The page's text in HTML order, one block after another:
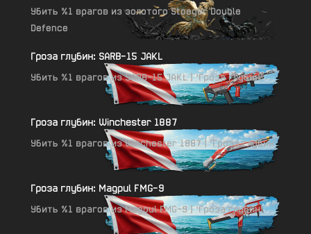
Убить %1 врагов из золотого Stoeger Double
Defence
Гроза глубин: SARB-15 JAKL
Убить %1 врагов из SARB-15 JAKL | 'Гроза глубин'
Гроза глубин: Winchester 1887
Убить %1 врагов из Winchester 1887 | 'Гроза глубин'
Гроза глубин: Magpul FMG-9
Убить %1 врагов из Magpul FMG-9 | 'Гроза глубин'